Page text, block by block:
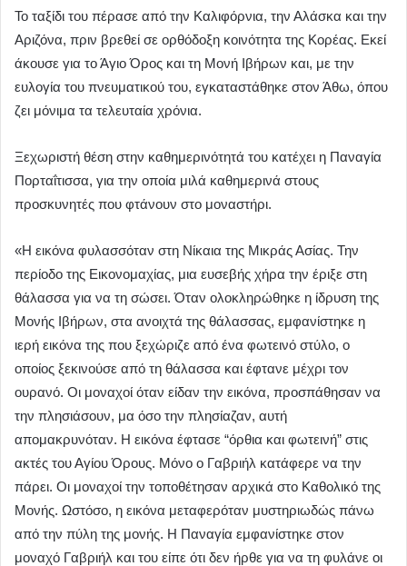
Το ταξίδι του πέρασε από την Καλιφόρνια, την Αλάσκα και την
Αριζόνα, πριν βρεθεί σε ορθόδοξη κοινότητα της Κορέας. Εκεί
άκουσε για το Άγιο Όρος και τη Μονή Ιβήρων και, με την
ευλογία του πνευματικού του, εγκαταστάθηκε στον Άθω, όπου
ζει μόνιμα τα τελευταία χρόνια.
Ξεχωριστή θέση στην καθημερινότητά του κατέχει η Παναγία
Πορταΐτισσα, για την οποία μιλά καθημερινά στους
προσκυνητές που φτάνουν στο μοναστήρι.
«Η εικόνα φυλασσόταν στη Νίκαια της Μικράς Ασίας. Την
περίοδο της Εικονομαχίας, μια ευσεβής χήρα την έριξε στη
θάλασσα για να τη σώσει. Όταν ολοκληρώθηκε η ίδρυση της
Μονής Ιβήρων, στα ανοιχτά της θάλασσας, εμφανίστηκε η
ιερή εικόνα της που ξεχώριζε από ένα φωτεινό στύλο, ο
οποίος ξεκινούσε από τη θάλασσα και έφτανε μέχρι τον
ουρανό. Οι μοναχοί όταν είδαν την εικόνα, προσπάθησαν να
την πλησιάσουν, μα όσο την πλησίαζαν, αυτή
απομακρυνόταν. Η εικόνα έφτασε “όρθια και φωτεινή” στις
ακτές του Αγίου Όρους. Μόνο ο Γαβριήλ κατάφερε να την
πάρει. Οι μοναχοί την τοποθέτησαν αρχικά στο Καθολικό της
Μονής. Ωστόσο, η εικόνα μεταφερόταν μυστηριωδώς πάνω
από την πύλη της μονής. Η Παναγία εμφανίστηκε στον
μοναχό Γαβριήλ και του είπε ότι δεν ήρθε για να τη φυλάνε οι